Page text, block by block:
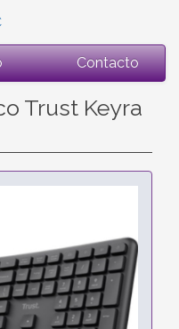
Contacto
Trust Keyra